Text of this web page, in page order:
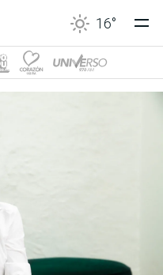
16°